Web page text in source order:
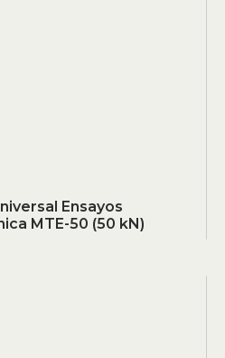
Ensayos
MTE-50 (50 kN)